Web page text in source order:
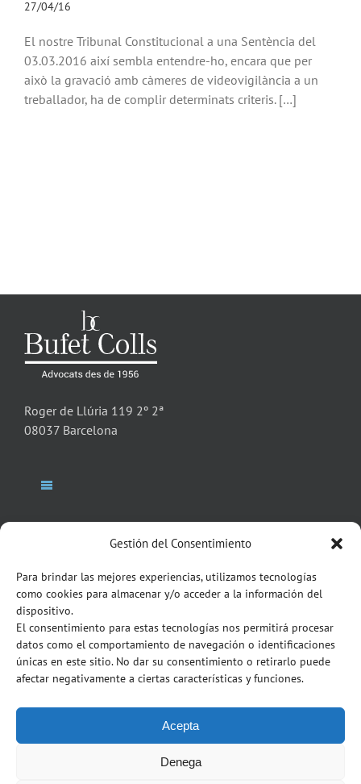
Gestión del Consentimiento
Para brindar las mejores experiencias, utilizamos tecnologías
como cookies para almacenar y/o acceder a la información del
dispositivo.
El consentimiento para estas tecnologías nos permitirá procesar
datos como el comportamiento de navegación o identificaciones
únicas en este sitio. No dar su consentimiento o retirarlo puede
afectar negativamente a ciertas características y funciones.
Acepta
Denega
27/04/16
El nostre Tribunal Constitucional a una Sentència del
03.03.2016 així sembla entendre-ho, encara que per
això la gravació amb càmeres de videovigilància a un
treballador, ha de complir determinats criteris. […]
Roger de Llúria 119 2º 2ª
08037 Barcelona
Toggle
Bufet
Socis Advocats
Serveis
Italian Desk
Contacte
Blog
NEWSLETTER